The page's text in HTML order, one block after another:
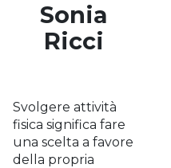
Sonia
Ricci
Svolgere attività
fisica significa fare
una scelta a favore
della propria